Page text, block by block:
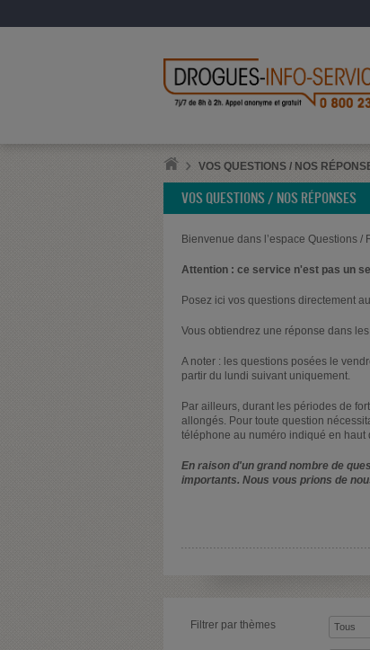
VOS QUESTIONS / NOS
VOS QUESTIONS / NOS RÉPONSES
Bienvenue dans l’espace Questions /
Attention : ce service n'est pas un
Posez ici vos questions directement
Vous obtiendrez une réponse dans
A noter : les questions posées le
partir du lundi suivant uniquement.
Par ailleurs, durant les périodes de
allongés. Pour toute question
téléphone au numéro indiqué en haut
En raison d'un grand nombre de
importants. Nous vous prions de
Filtrer par thèmes